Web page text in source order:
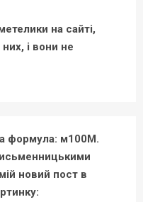
на сайті,
і вони не
формула: м100М.
новий пост в